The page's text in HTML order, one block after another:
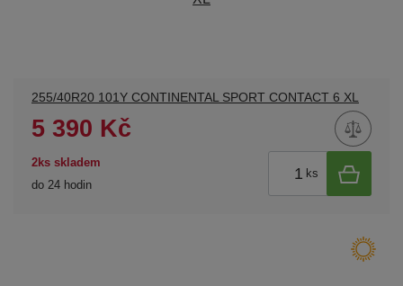
255/40R20 101Y CONTINENTAL SPORT CONTACT 6 XL
5 390 Kč
2ks skladem
do 24 hodin
ks